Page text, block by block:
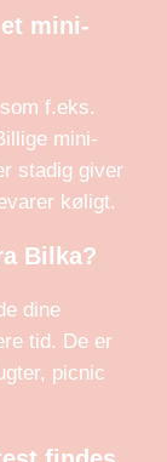
mini-
f.eks.
mini-
stadig giver
køligt.
Bilka?
dine
tid. De er
picnic